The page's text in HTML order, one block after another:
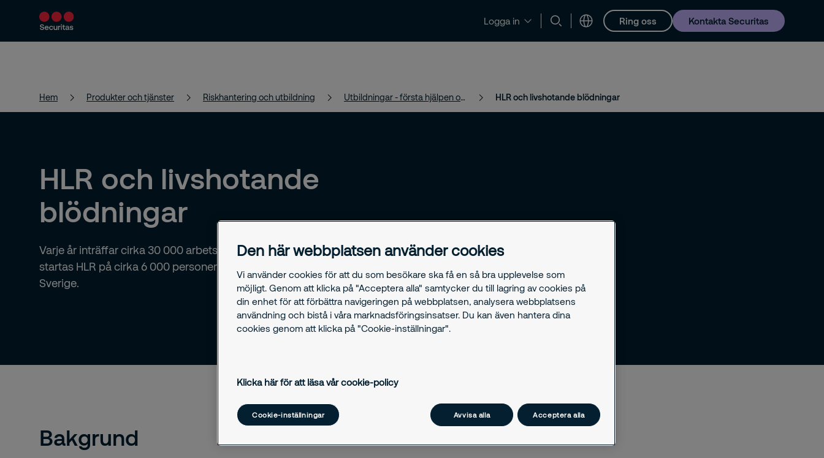
Logga in Ring oss Kontakta Securitas
Produkter och tjänster Säkerhetslösningar Nyheter och insikter Kontakt och support Karriär
Hem Produkter och tjänster Riskhantering och utbildning Utbildningar - första hjälpen och HLR HLR och livshotande blödningar
HLR och livshotande
blödningar
Varje år inträffar cirka 30 000 arbetsplatsolyckor och varje år
startas HLR på cirka 6 000 personer utanför sjukhus i
Sverige.
Bakgrund
Den här webbplatsen använder cookies
Vi använder cookies för att du som besökare ska få en så bra upplevelse som
möjligt. Genom att klicka på "Acceptera alla" samtycker du till lagring av cookies på
din enhet för att förbättra navigeringen på webbplatsen, analysera webbplatsens
användning och bistå i våra marknadsföringsinsatser. Du kan även hantera dina
cookies genom att klicka på "Cookie-inställningar".
Klicka här för att läsa vår cookie-policy
Cookie-inställningar Avvisa alla Acceptera alla